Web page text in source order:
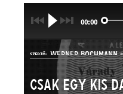
00:00
SZERZŐ: WERNER BOCHMANN
Csak egy kis